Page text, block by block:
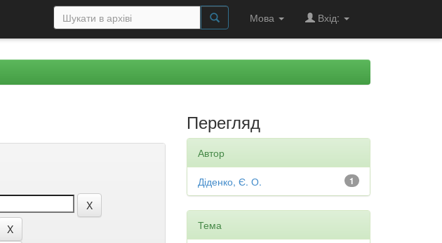
Мова Вхід:
Перегляд
Автор
1
Діденко, Є. О.
Тема